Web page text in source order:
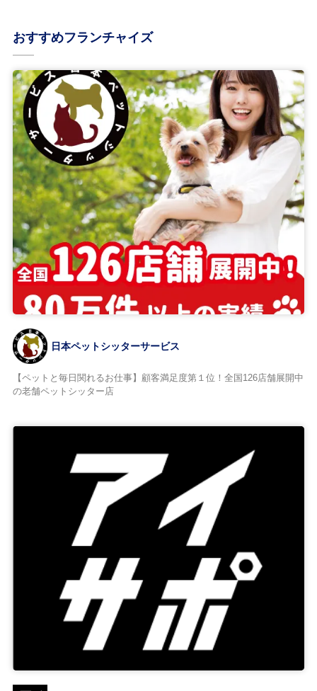
おすすめフランチャイズ
日本ペットシッターサービス
【ペットと毎日関れるお仕事】顧客満足度第１位！全国126店舗展開中
の老舗ペットシッター店